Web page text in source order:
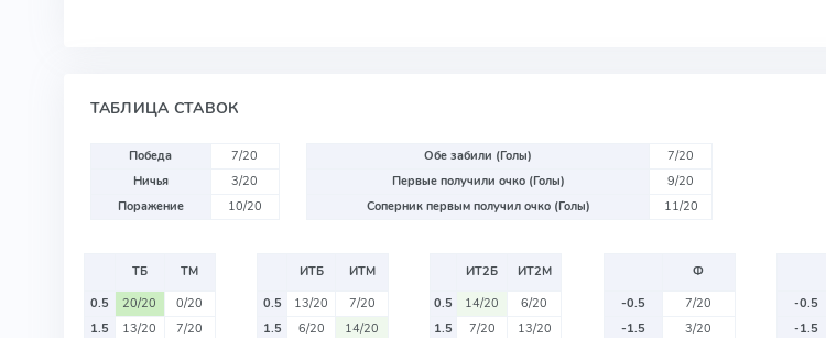
ТАБЛИЦА СТАВОК
Победа
7/20
Ничья
3/20
Поражение
10/20
Обе забили (Голы)
7/20
Первые получили очко (Голы)
9/20
Соперник первым получил очко (Голы)
11/20
ТБ
ТМ
0.5
20/20
0/20
1.5
13/20
7/20
ИТБ
ИТМ
0.5
13/20
7/20
1.5
6/20
14/20
ИТ2Б
ИТ2М
0.5
14/20
6/20
1.5
7/20
13/20
Ф
-0.5
7/20
-1.5
3/20
-0.5
-1.5